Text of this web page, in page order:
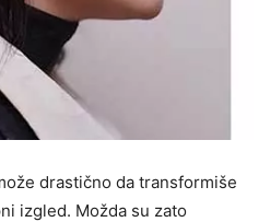
drastično da transformiše
izgled. Možda su zato